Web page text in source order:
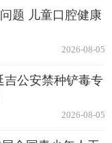
题 儿童口腔健康
2026-08-05
吉公安禁种铲毒专
2026-08-05